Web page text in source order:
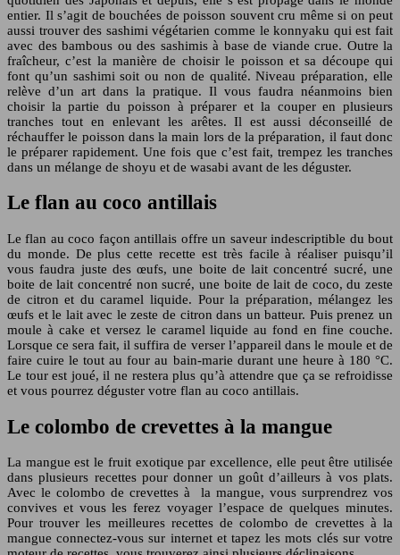
entier. Il s’agit de bouchées de poisson souvent cru même si on peut
aussi trouver des sashimi végétarien comme le konnyaku qui est fait
avec des bambous ou des sashimis à base de viande crue. Outre la
fraîcheur, c’est la manière de choisir le poisson et sa découpe qui
font qu’un sashimi soit ou non de qualité. Niveau préparation, elle
relève d’un art dans la pratique. Il vous faudra néanmoins bien
choisir la partie du poisson à préparer et la couper en plusieurs
tranches tout en enlevant les arêtes. Il est aussi déconseillé de
réchauffer le poisson dans la main lors de la préparation, il faut donc
le préparer rapidement. Une fois que c’est fait, trempez les tranches
dans un mélange de shoyu et de wasabi avant de les déguster.
Le flan au coco antillais
Le flan au coco façon antillais offre un saveur indescriptible du bout
du monde. De plus cette recette est très facile à réaliser puisqu’il
vous faudra juste des œufs, une boite de lait concentré sucré, une
boite de lait concentré non sucré, une boite de lait de coco, du zeste
de citron et du caramel liquide. Pour la préparation, mélangez les
œufs et le lait avec le zeste de citron dans un batteur. Puis prenez un
moule à cake et versez le caramel liquide au fond en fine couche.
Lorsque ce sera fait, il suffira de verser l’appareil dans le moule et de
faire cuire le tout au four au bain-marie durant une heure à 180 °C.
Le tour est joué, il ne restera plus qu’à attendre que ça se refroidisse
et vous pourrez déguster votre flan au coco antillais.
Le colombo de crevettes à la mangue
La mangue est le fruit exotique par excellence, elle peut être utilisée
dans plusieurs recettes pour donner un goût d’ailleurs à vos plats.
Avec le colombo de crevettes à la mangue, vous surprendrez vos
convives et vous les ferez voyager l’espace de quelques minutes.
Pour trouver les meilleures recettes de colombo de crevettes à la
mangue connectez-vous sur internet et tapez les mots clés sur votre